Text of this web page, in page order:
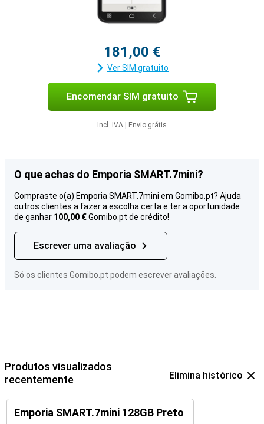
181,00 €
Ver SIM gratuito
Encomendar SIM gratuito
Incl. IVA Envio grátis
O que achas do Emporia SMART.7mini?
Compraste o(a) Emporia SMART.7mini em Gomibo.pt? Ajuda
outros clientes a fazer a escolha certa e ter a oportunidade
de ganhar 100,00 €Gomibo.pt de crédito!
Escrever uma avaliação
Só os clientes Gomibo.pt podem escrever avaliações.
Produtos visualizados
recentemente
Elimina histórico
Emporia SMART.7mini 128GB Preto